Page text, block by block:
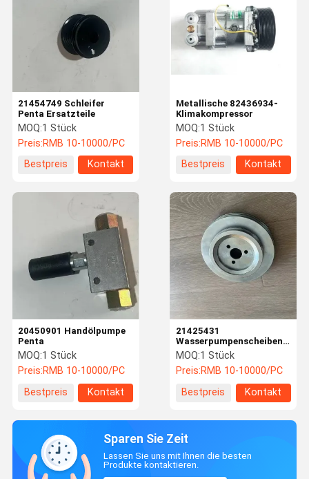
21454749 Schleifer
Penta Ersatzteile
MOQ:1 Stück
Preis:RMB 10-10000/PC
Bestpreis
Kontakt
Metallische 82436934-
Klimakompressor
MOQ:1 Stück
Preis:RMB 10-10000/PC
Bestpreis
Kontakt
20450901 Handölpumpe
Penta
MOQ:1 Stück
Preis:RMB 10-10000/PC
Bestpreis
Kontakt
21425431
Wasserpumpenscheiben
Penta
MOQ:1 Stück
Preis:RMB 10-10000/PC
Bestpreis
Kontakt
Sparen Sie Zeit
Lassen Sie uns mit Ihnen die besten
Produkte kontaktieren.